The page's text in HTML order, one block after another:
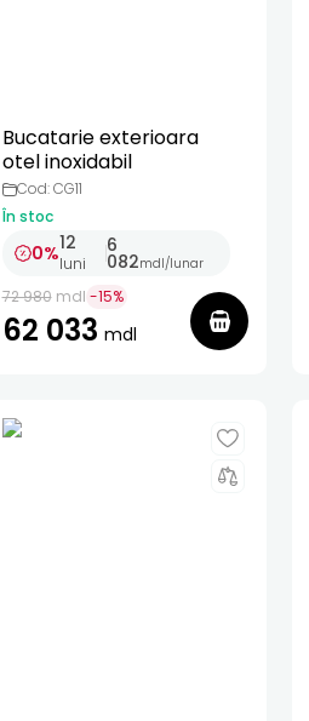
Bucatarie exterioara
otel inoxidabil
Cod: CG11
În stoc
0%12
luni
6
082mdl/lunar
72 980 mdl -15%
62 033 mdl